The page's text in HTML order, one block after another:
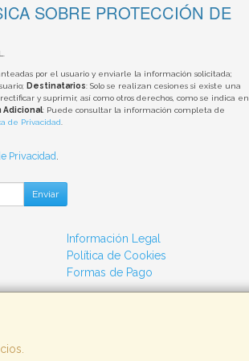
SOBRE PROTECCIÓN DE
por el usuario y enviarle la información solicitada;
Destinatarios: Solo se realizan cesiones si existe una
y suprimir, así como otros derechos, como se indica en
Adicional: Puede consultar la información completa de
de Privacidad
Privacidad.
Enviar
Información Legal
Política de Cookies
Formas de Pago